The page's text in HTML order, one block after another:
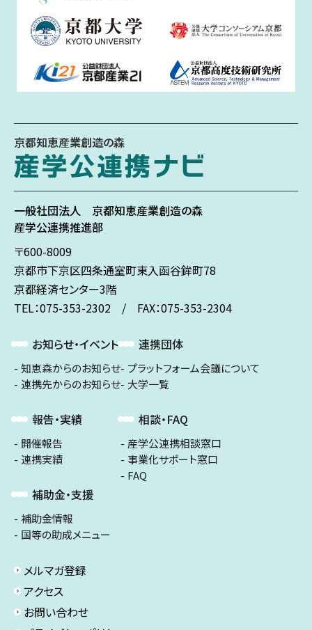
京都知恵産業創造の森
一般社団法人 京都知恵産業創造の森
産学公連携推進部
〒600-8009
京都市下京区四条通室町東入函谷鉾町78
京都経済センター3階
TEL：075-353-2302 / FAX：075-353-2304
お知らせ・イベント
知恵森からのお知らせ
連携先からのお知らせ
報告・実績
開催報告
連携実績
補助金・支援
補助金情報
国等の助成メニュー
連携団体
プラットフォーム会議について
大学一覧
相談・FAQ
産学公連携相談窓口
事業化サポート窓口
FAQ
メルマガ登録
アクセス
お問い合わせ